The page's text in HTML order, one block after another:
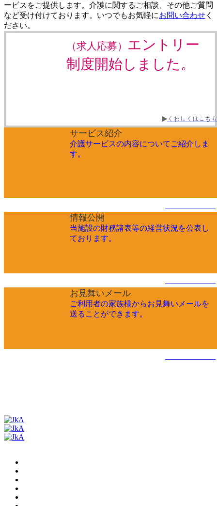
ービスをご提供します。介護に関するご相談、その他ご質問
など受け付けております。いつでもお気軽にお問い合わせ く
ださい。
（求人応募） エントリー
制度開始しました。
くわしくはこちら
サービス紹介
介護サービスの内容についてご紹介しま
す。
情報公開
当施設の財務諸表等の経営状況を公表し
ております。
お見舞いメール
ご利用者の家族様からお見舞いメールを
送ることができます。